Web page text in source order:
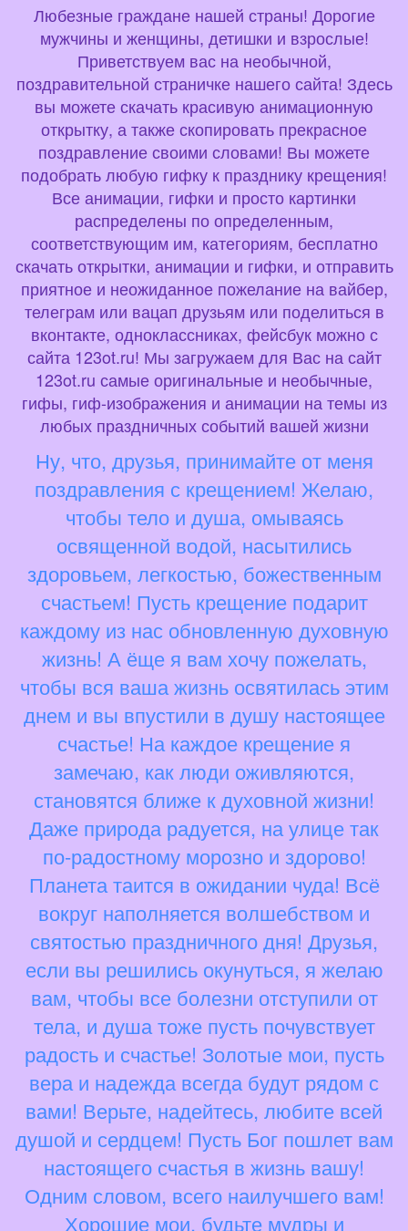
Любезные граждане нашей страны! Дорогие
мужчины и женщины, детишки и взрослые!
Приветствуем вас на необычной,
поздравительной страничке нашего сайта! Здесь
вы можете скачать красивую анимационную
открытку, а также скопировать прекрасное
поздравление своими словами! Вы можете
подобрать любую гифку к празднику крещения!
Все анимации, гифки и просто картинки
распределены по определенным,
соответствующим им, категориям, бесплатно
скачать открытки, анимации и гифки, и отправить
приятное и неожиданное пожелание на вайбер,
телеграм или вацап друзьям или поделиться в
вконтакте, одноклассниках, фейсбук можно с
сайта 123ot.ru! Мы загружаем для Вас на сайт
123ot.ru самые оригинальные и необычные,
гифы, гиф-изображения и анимации на темы из
любых праздничных событий вашей жизни
Ну, что, друзья, принимайте от меня
поздравления с крещением! Желаю,
чтобы тело и душа, омываясь
освященной водой, насытились
здоровьем, легкостью, божественным
счастьем! Пусть крещение подарит
каждому из нас обновленную духовную
жизнь! А ёще я вам хочу пожелать,
чтобы вся ваша жизнь освятилась этим
днем и вы впустили в душу настоящее
счастье! На каждое крещение я
замечаю, как люди оживляются,
становятся ближе к духовной жизни!
Даже природа радуется, на улице так
по-радостному морозно и здорово!
Планета таится в ожидании чуда! Всё
вокруг наполняется волшебством и
святостью праздничного дня! Друзья,
если вы решились окунуться, я желаю
вам, чтобы все болезни отступили от
тела, и душа тоже пусть почувствует
радость и счастье! Золотые мои, пусть
вера и надежда всегда будут рядом с
вами! Верьте, надейтесь, любите всей
душой и сердцем! Пусть Бог пошлет вам
настоящего счастья в жизнь вашу!
Одним словом, всего наилучшего вам!
Хорошие мои, будьте мудры и